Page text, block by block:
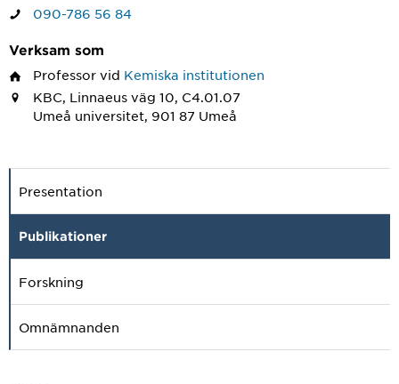
090-786 56 84
Verksam som
Professor vid Kemiska institutionen
KBC, Linnaeus väg 10, C4.01.07
Umeå universitet, 901 87 Umeå
Presentation
Publikationer
Forskning
Omnämnanden